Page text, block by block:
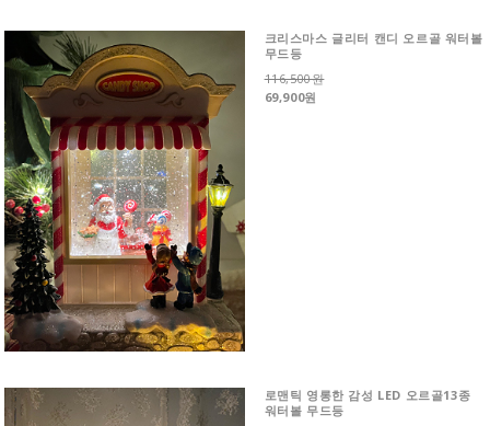
크리스마스 글리터 캔디 오르골 워터볼
무드등
116,500원
69,900원
로맨틱 영롱한 감성 LED 오르골13종
워터볼 무드등